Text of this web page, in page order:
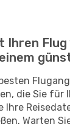
Ihren Flug
die Sie für
Ihre
Warten